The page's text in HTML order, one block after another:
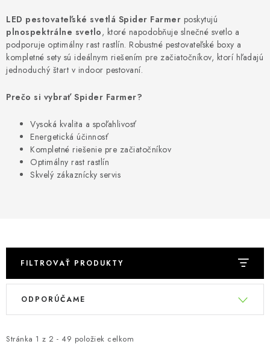
Hodnotenie obchodu O nákupu
Blog
Obchodné podmienky
Predávané značky
Kontakt
LED pestovateľské svetlá Spider Farmer poskytujú
plnospektrálne svetlo, ktoré napodobňuje slnečné svetlo a
podporuje optimálny rast rastlín. Robustné pestovateľské boxy a
kompletné sety sú ideálnym riešením pre začiatočníkov, ktorí hľadajú
jednoduchý štart v indoor pestovaní.
Prečo si vybrať Spider Farmer?
Vysoká kvalita a spoľahlivosť
Energetická účinnosť
Kompletné riešenie pre začiatočníkov
Optimálny rast rastlín
Skvelý zákaznícky servis
FILTROVAŤ PRODUKTY
V
i
Stránka 1 z 2 - 49 položiek celkom
R
e
ODPORÚČAME